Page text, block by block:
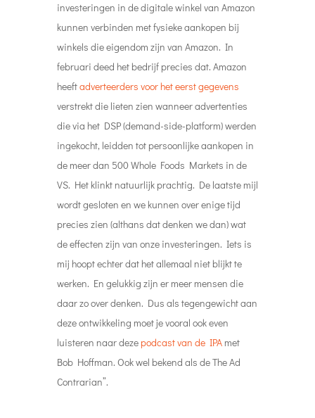
investeringen in de digitale winkel van Amazon
kunnen verbinden met fysieke aankopen bij
winkels die eigendom zijn van Amazon. In
februari deed het bedrijf precies dat. Amazon
heeftadverteerders voor het eerst gegevens
verstrekt die lieten zien wanneer advertenties
die via het DSP (demand-side-platform) werden
ingekocht, leidden tot persoonlijke aankopen in
de meer dan 500 Whole Foods Markets in de
VS. Het klinkt natuurlijk prachtig. De laatste mijl
wordt gesloten en we kunnen over enige tijd
precies zien (althans dat denken we dan) wat
de effecten zijn van onze investeringen. Iets is
mij hoopt echter dat het allemaal niet blijkt te
werken. En gelukkig zijn er meer mensen die
daar zo over denken. Dus als tegengewicht aan
deze ontwikkeling moet je vooral ook even
luisteren naar dezepodcast van de IPAmet
Bob Hoffman. Ook wel bekend als de The Ad
Contrarian”.